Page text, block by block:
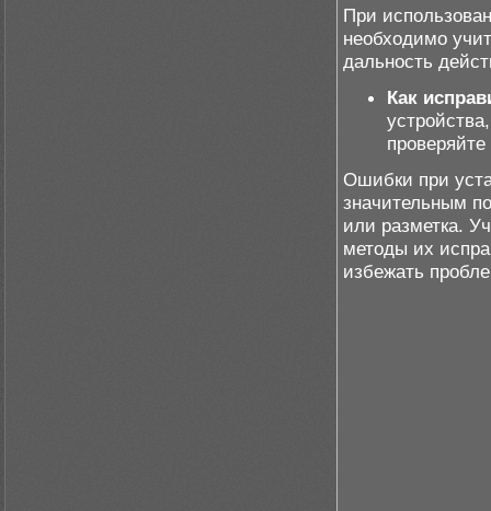
При
необходимо
дальность
Как
Ошибки при
значительным
или разметка.
методы их
избежать